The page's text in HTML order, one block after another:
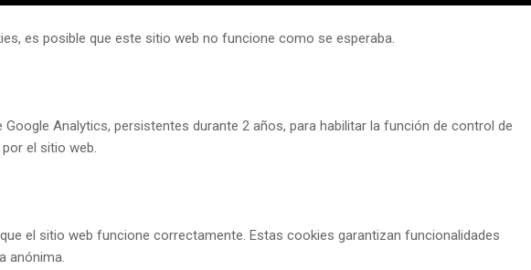
es posible que este sitio web no funcione como se esperaba.
Analytics, persistentes durante 2 años, para habilitar la función de control de
el sitio web.
el sitio web funcione correctamente. Estas cookies garantizan funcionalidades
anónima.